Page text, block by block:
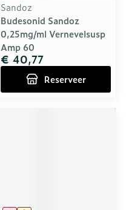
Sandoz
Budesonid Sandoz
0,25mg/ml Vernevelsusp
Amp 60
€ 40,77
Reserveer